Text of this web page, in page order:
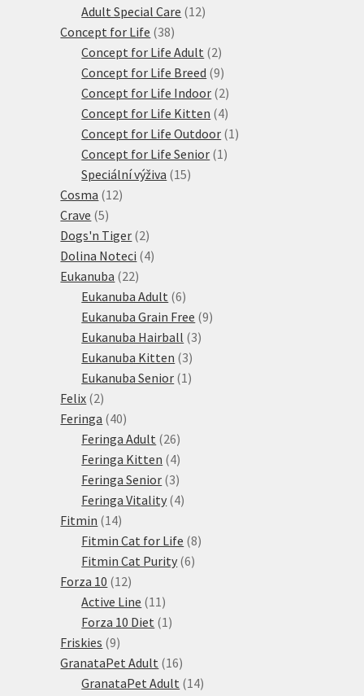
produktů
Adult Special Care 1212
Concept for Life 3838
produktů
Concept for Life Adult 22
produkty
Concept for Life Breed 99
produktů
Concept for Life Indoor 22
produkty
Concept for Life Kitten 44
produkty
Concept for Life Outdoor 1 1
Concept for Life Senior 1 1
Speciální výživa 1515
Cosma 1212
Crave 55
produktů
Dogs'n Tiger 22
produkty
Dolina Noteci 44
Eukanuba 2222
produktů
Eukanuba Adult 66
produktů
Eukanuba Grain Free 99
Eukanuba Hairball 33
Eukanuba Kitten 33
produkty
Eukanuba Senior 1 1
Felix 22
produkty
Feringa 4040
produktů
Feringa Adult 2626
produktů
Feringa Kitten 44
produkty
Feringa Senior 33
produkty
Feringa Vitality 44
Fitmin 1414
produktů
Fitmin Cat for Life 88
Fitmin Cat Purity 66
Forza 10 1212
produktů
Active Line 11 11
produktů
Forza 10 Diet 1 1
Friskies 99
produktů
GranataPet Adult 1616
produktů
GranataPet Adult 1414